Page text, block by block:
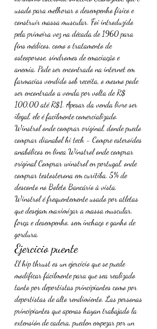
usado para melhorar o desempenho físico e
construir massa muscular. Foi introduzido
pela primeira vez na década de 1960 para
fins médicos, como o tratamento de
osteoporose, síndromes de emaciação e
anemia. Pode ser encontrado na internet em
farmacias vendido sob receita, o mesmo pode
ser encontrado a venda por volta de R$
100,00 até R$1. Apesar da venda livre ser
ilegal, ele é facilmente comercializado.
Winstrol onde comprar original, donde puedo
comprar dianabol hi tech - Compre esteroides
anabólicos en línea Winstrol onde comprar
original Comprar winstrol en portugal, onde
comprar testosterona em curitiba. 5% de
desconto no Boleto Bancário à vista.
Winstrol é frequentemente usado por atletas
que desejam maximizar a massa muscular,
força e desempenho, sem inchaço e ganho de
gordura.
Ejercicio puente
El hip thrust es un ejercicio que se puede
modificar fácilmente para que sea realizado
tanto por deportistas principiantes como por
deportistas de alto rendimiento. Las personas
principiantes que apenas hayan trabajado la
extensión de cadera, pueden empezar por un